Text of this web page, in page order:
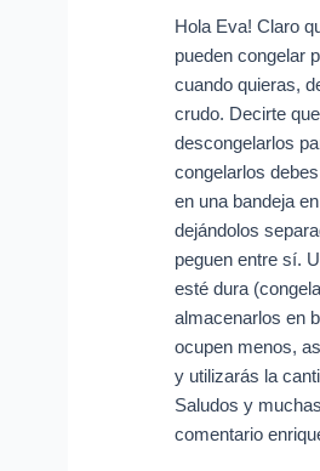
Hola Eva! Claro
pueden congelar
cuando quieras,
crudo. Decirte
descongelarlos
congelarlos
en una bandeja
dejándolos
peguen entre sí.
esté dura
almacenarlos en
ocupen menos,
y utilizarás la
Saludos y
comentario